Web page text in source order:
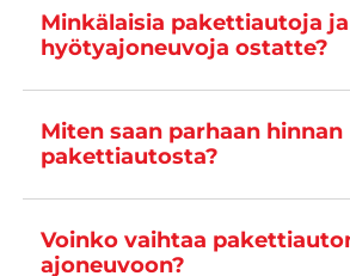
Minkälaisia pakettiautoja ja
hyötyajoneuvoja ostatte?
Miten saan parhaan hinnan
pakettiautosta?
Voinko vaihtaa
ajoneuvoon?